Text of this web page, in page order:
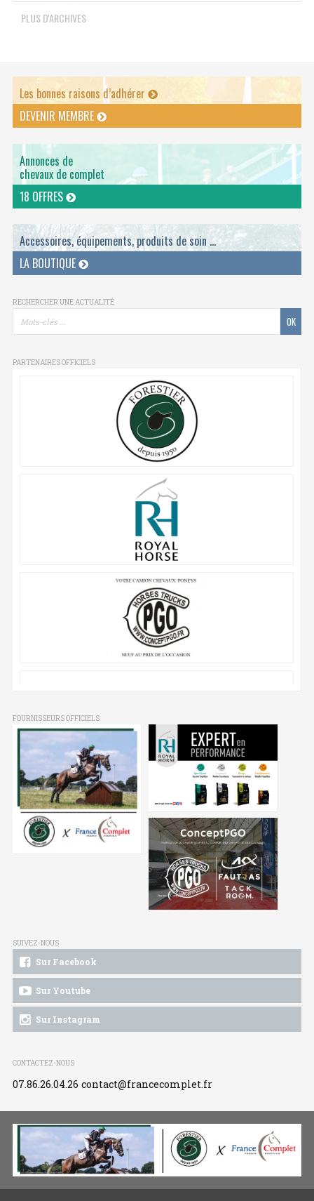
PLUS D'ARCHIVES
Les bonnes raisons d’adhérer
DEVENIR MEMBRE
Annonces de
chevaux de complet
18 OFFRES
Accessoires, équipements, produits de soin ...
LA BOUTIQUE
RECHERCHER UNE ACTUALITÉ
PARTENAIRES OFFICIELS
FOURNISSEURS OFFICIELS
SUIVEZ-NOUS
Sur Facebook
Sur Youtube
Sur Instagram
CONTACTEZ-NOUS
07.86.26.04.26 contact@francecomplet.fr